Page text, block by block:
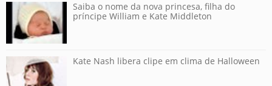
Saiba o nome da nova princesa, filha do
príncipe William e Kate Middleton
Kate Nash libera clipe em clima de Halloween